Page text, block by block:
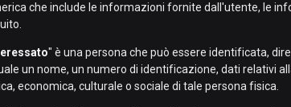
che include le informazioni fornite dall'utente, le
" è una persona che può essere identificata,
un nome, un numero di identificazione, dati relativi
economica, culturale o sociale di tale persona fisica.